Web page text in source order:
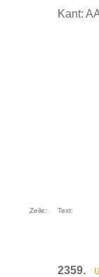
Kant:
Zeile: Text:
2359.